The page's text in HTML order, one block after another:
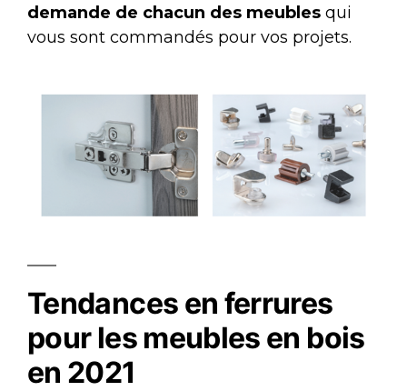
demande de chacun des meubles qui
vous sont commandés pour vos projets.
Tendances en ferrures
pour les meubles en bois
en 2021